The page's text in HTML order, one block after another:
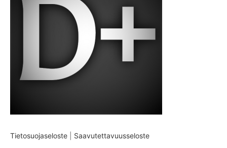
Tietosuojaseloste Saavutettavuusseloste